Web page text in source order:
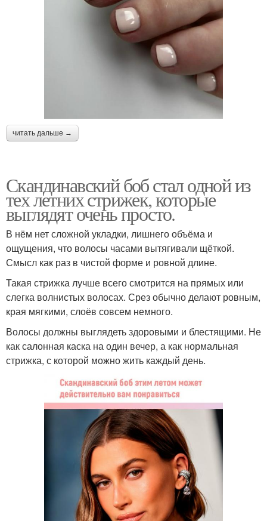
читать дальше →
Скандинавский боб стал одной из
тех летних стрижек, которые
выглядят очень просто.
В нём нет сложной укладки, лишнего объёма и
ощущения, что волосы часами вытягивали щёткой.
Смысл как раз в чистой форме и ровной длине.
Такая стрижка лучше всего смотрится на прямых или
слегка волнистых волосах. Срез обычно делают ровным,
края мягкими, слоёв совсем немного.
Волосы должны выглядеть здоровыми и блестящими. Не
как салонная каска на один вечер, а как нормальная
стрижка, с которой можно жить каждый день.